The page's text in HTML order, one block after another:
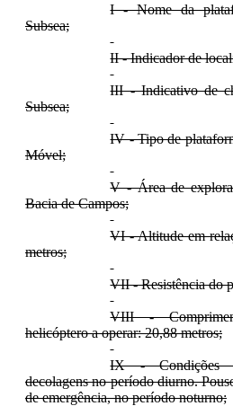
I - Nome da
Subsea;
II - Indicador de
III - Indicativo de
Subsea;
IV - Tipo de
Móvel;
V - Área de
Bacia de Campos;
VI - Altitude em
metros;
VII - Resistência do
VIII -
helicóptero a operar: 20,88 metros;
IX - Condições
decolagens no período diurno.
de emergência, no período noturno;